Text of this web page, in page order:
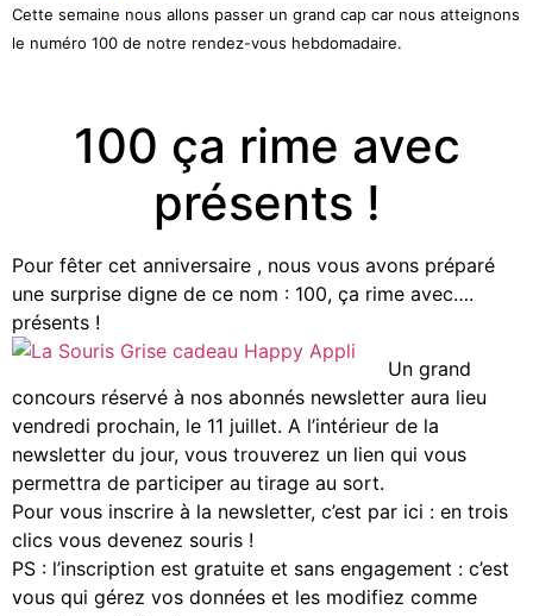
Cette semaine nous allons passer un grand cap car nous atteignons
le numéro 100 de notre rendez-vous hebdomadaire.
100 ça rime avec
présents !
Pour fêter cet anniversaire , nous vous avons préparé
une surprise digne de ce nom : 100, ça rime avec….
présents !
Un grand
concours réservé à nos abonnés newsletter aura lieu
vendredi prochain, le 11 juillet. A l’intérieur de la
newsletter du jour, vous trouverez un lien qui vous
permettra de participer au tirage au sort.
Pour vous inscrire à la newsletter, c’est par ici : en trois
clics vous devenez souris !
PS : l’inscription est gratuite et sans engagement : c’est
vous qui gérez vos données et les modifiez comme